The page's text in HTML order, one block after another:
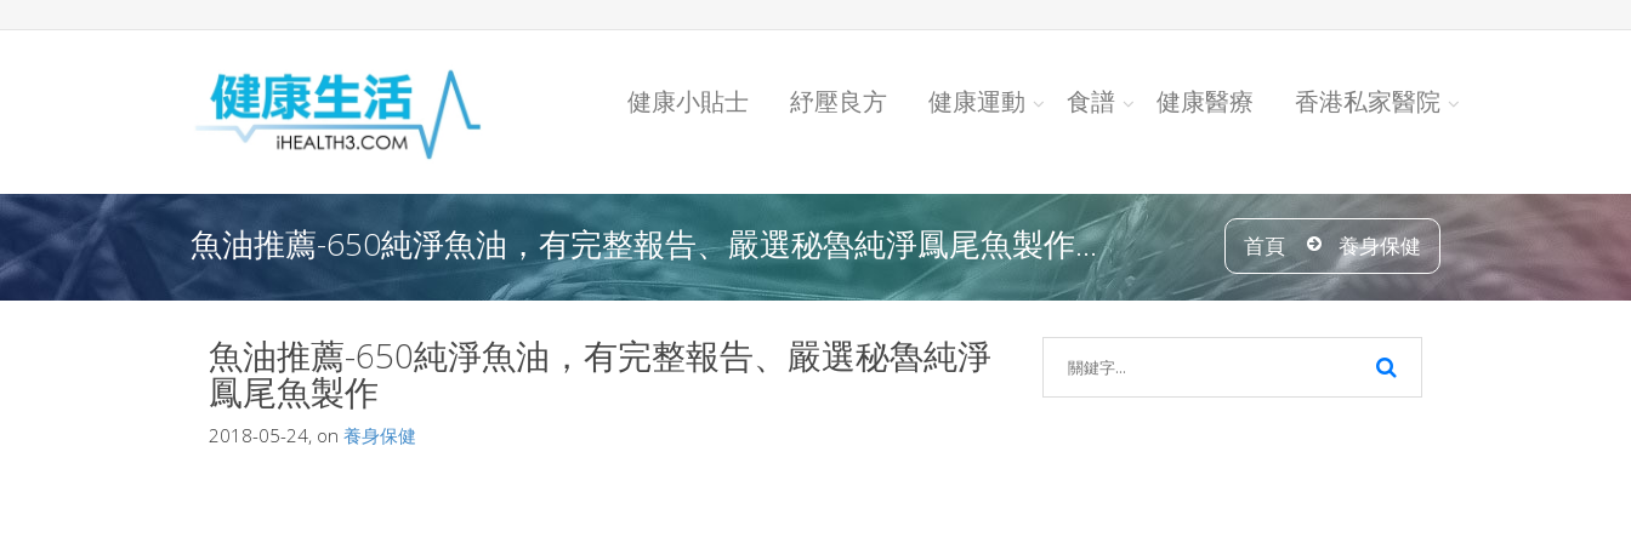
健康小貼士 紓壓良方 健康運動 食譜 健康醫療 香港私家醫院
魚油推薦-650純淨魚油，有完整報告、嚴選秘魯純淨鳳尾魚製作... 首頁 養身保健
魚油推薦-650純淨魚油，有完整報告、嚴選秘魯純淨
鳳尾魚製作
2018-05-24, on 養身保健